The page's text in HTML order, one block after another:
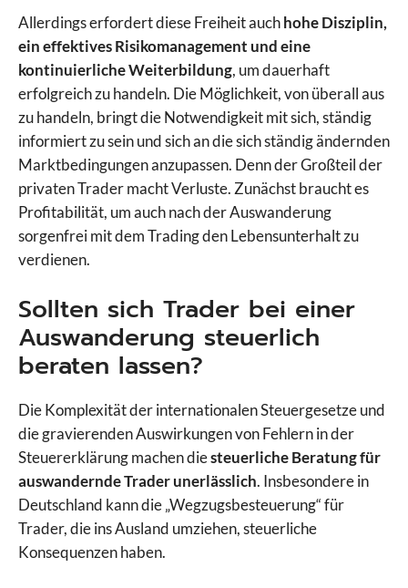
Allerdings erfordert diese Freiheit auchhohe Disziplin,
ein effektives Risikomanagement und eine
kontinuierliche Weiterbildung, um dauerhaft
erfolgreich zu handeln. Die Möglichkeit, von überall aus
zu handeln, bringt die Notwendigkeit mit sich, ständig
informiert zu sein und sich an die sich ständig ändernden
Marktbedingungen anzupassen. Denn der Großteil der
privaten Trader macht Verluste. Zunächst braucht es
Profitabilität, um auch nach der Auswanderung
sorgenfrei mit dem Trading den Lebensunterhalt zu
verdienen.
Sollten sich Trader bei einer
Auswanderung steuerlich
beraten lassen?
Die Komplexität der internationalen Steuergesetze und
die gravierenden Auswirkungen von Fehlern in der
Steuererklärung machen diesteuerliche Beratung für
auswandernde Trader unerlässlich. Insbesondere in
Deutschland kann die „Wegzugsbesteuerung“ für
Trader, die ins Ausland umziehen, steuerliche
Konsequenzen haben.